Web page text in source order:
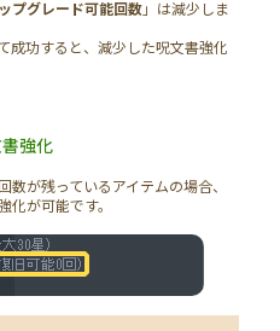
プグレード可能回数」は減少しま
成功すると、減少した呪文書強化
強化
が残っているアイテムの場合、
化が可能です。